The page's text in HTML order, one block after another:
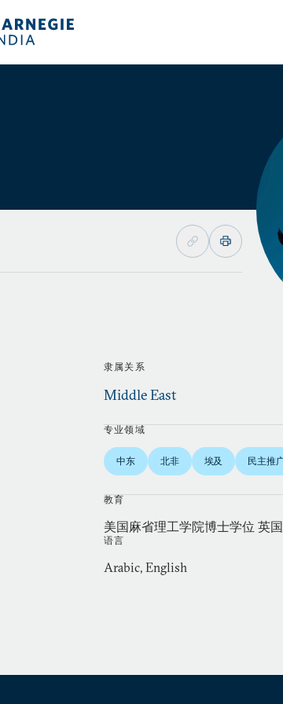
隶属关系
Middle East
专业领域
中东 北非 埃及 民主推
教育
美国麻省理工学院博士学位 英
语言
Arabic, English